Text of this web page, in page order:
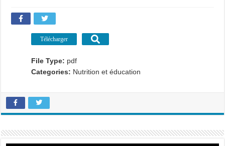
Télécharger
File Type: pdf
Categories: Nutrition et éducation